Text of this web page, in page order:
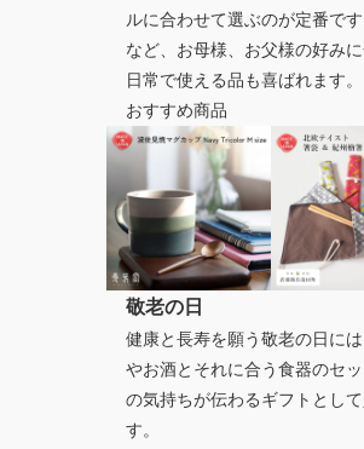
ルに合わせて選ぶのが定番で
など、お母様、お父様の好み
日常で使える品も喜ばれます。
おすすめ商品
敬老の日
健康と長寿を願う敬老の日に
やお酒とそれに合う食器のセ
の気持ちが伝わるギフトとし
す。